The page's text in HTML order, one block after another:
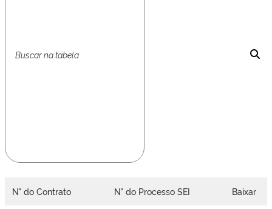
N° do Contrato N° do Processo SEI Baixar